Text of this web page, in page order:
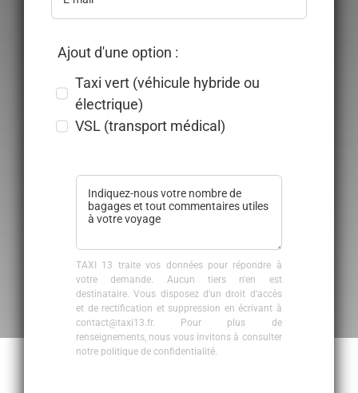
Ajout d'une option :
Taxi vert (véhicule hybride ou
électrique)
VSL (transport médical)
TAXI 13 traite vos données pour répondre à
votre demande. Aucun tiers n'en est
destinataire. Vous disposez d'un droit d'accès
et de rectification et suppression en écrivant à
contact@taxi13.fr. Pour plus de
renseignements, nous vous invitons à consulter
notre politique de confidentialité.